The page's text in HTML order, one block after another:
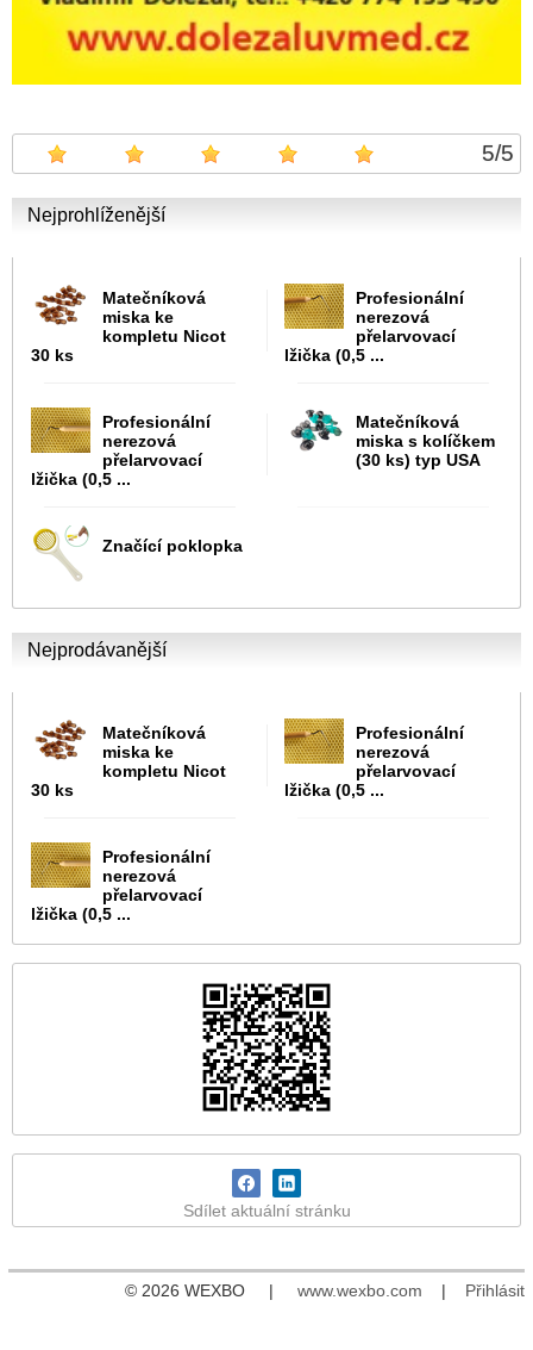
5/5
Nejprohlíženější
Matečníková
miska ke
kompletu Nicot
30 ks
Profesionální
nerezová
přelarvovací
lžička (0,5 ...
Profesionální
nerezová
přelarvovací
lžička (0,5 ...
Matečníková
miska s kolíčkem
(30 ks) typ USA
Značící poklopka
Nejprodávanější
Matečníková
miska ke
kompletu Nicot
30 ks
Profesionální
nerezová
přelarvovací
lžička (0,5 ...
Profesionální
nerezová
přelarvovací
lžička (0,5 ...
Sdílet aktuální stránku
© 2026 WEXBO | www.wexbo.com | Přihlásit